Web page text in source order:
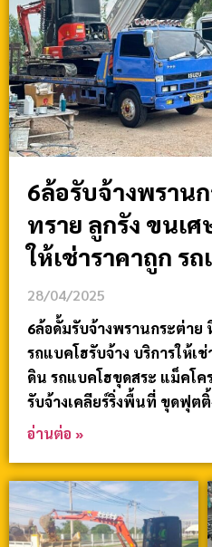
6ล้อรับจ้างพราน
ทราย ลูกรัง ขนเ
ให้เช่าราคาถูก ร
28/04/2025
6ล้อดั้มรับจ้างพรานกระต่าย
รถแบคโฮรับจ้าง บริการให้เ
ดิน รถแบคโฮขุดสระ แม็คโค
รับจ้างเคลียร์ริ่งพื้นที่ ขุดฟุต
อ่านต่อ »